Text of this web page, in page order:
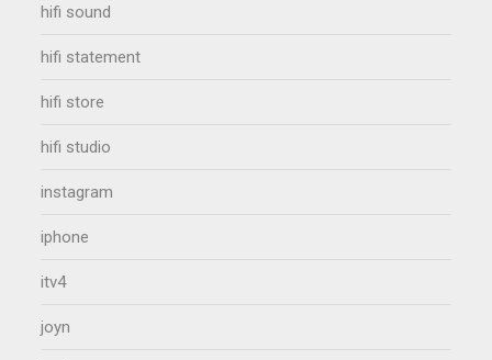
hifi sound
hifi statement
hifi store
hifi studio
instagram
iphone
itv4
joyn